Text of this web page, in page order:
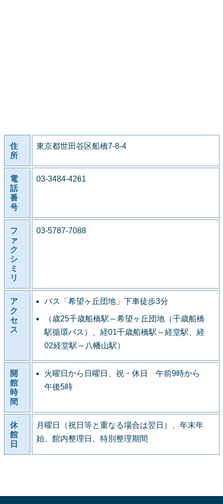
住
所
東京都世田谷区船橋7-8-4
電
話
番
号
03-3484-4261
フ
ァ
ク
シ
ミ
リ
03-5787-7088
ア
ク
セ
ス
バス「希望ヶ丘団地」下車徒歩3分
（歳25千歳船橋駅～希望ヶ丘団地（千歳船橋
駅循環バス）、経01千歳船橋駅～経堂駅、経
02経堂駅～八幡山駅）
開
館
時
間
火曜日から日曜日、祝・休日 午前9時から
午後5時
休
館
日
月曜日（祝日等と重なる場合は翌日）、年末年
始、館内整理日、特別整理期間